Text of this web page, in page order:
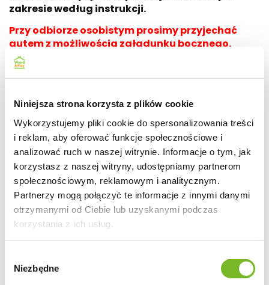
Niniejsza strona korzysta z plików cookie
Wykorzystujemy pliki cookie do spersonalizowania treści
i reklam, aby oferować funkcje społecznościowe i
analizować ruch w naszej witrynie. Informacje o tym, jak
korzystasz z naszej witryny, udostępniamy partnerom
społecznościowym, reklamowym i analitycznym.
Partnerzy mogą połączyć te informacje z innymi danymi
otrzymanymi od Ciebie lub uzyskanymi podczas
korzystania z ich usług.
zgody
Niezbędne
zakresie według instrukcji.
Przy odbiorze osobistym prosimy przyjechać
autem z możliwością załadunku bocznego.
Najwyższa jakość strugania
Fabrycznie kontrolowana dokładność
dopasowania
Domek z podłogą
Drewno suszone, charakteryzujące się wysoką
twardością i odpornością na warunki
atmosferyczne
Dzięki szczegółowej instrukcji i prostocie
wykonania nie musisz być doświadczonym
monterem by złożyć go samemu.
Solidne i grube na 40 mm ściany